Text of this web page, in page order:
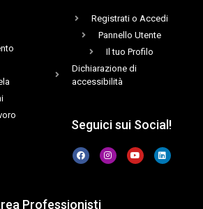
Registrati o Accedi
Pannello Utente
Il tuo Profilo
Dichiarazione di
accessibilità
Seguici sui Social!
Professionisti